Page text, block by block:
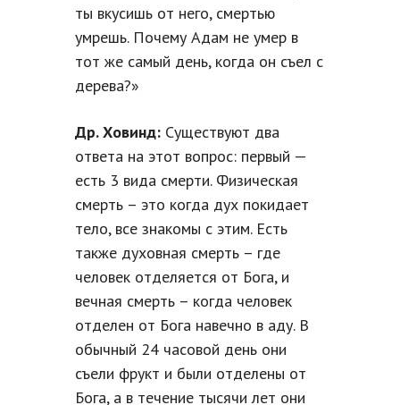
ты вкусишь от него, смертью
умрешь. Почему Адам не умер в
тот же самый день, когда он съел с
дерева?»
Др. Ховинд: Существуют два
ответа на этот вопрос: первый —
есть 3 вида смерти. Физическая
смерть – это когда дух покидает
тело, все знакомы с этим. Есть
также духовная смерть – где
человек отделяется от Бога, и
вечная смерть – когда человек
отделен от Бога навечно в аду. В
обычный 24 часовой день они
съели фрукт и были отделены от
Бога, а в течение тысячи лет они